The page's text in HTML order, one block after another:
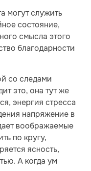
могут служить
состояние,
смысла этого
благодарности
со следами
это, она тут же
энергия стресса
напряжение в
воображаемые
по кругу,
ясность,
А когда ум